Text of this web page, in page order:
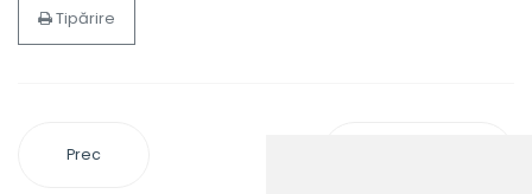
Tipărire
Prec